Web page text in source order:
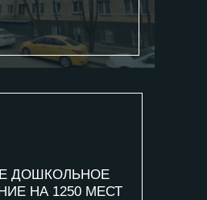
ДОШКОЛЬНОЕ
НА 1250 МЕСТ